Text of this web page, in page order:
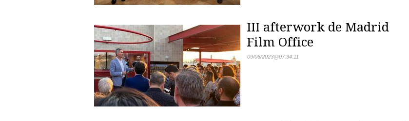
III afterwork de Madrid
Film Office
09/06/2023@07:34:11